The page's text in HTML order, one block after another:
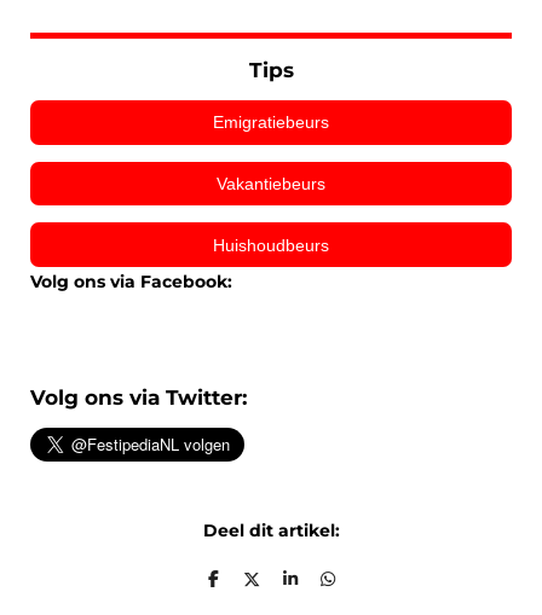
Tips
Emigratiebeurs
Vakantiebeurs
Huishoudbeurs
Volg ons via Facebook:
Volg ons via Twitter:
Deel dit artikel:
D
D
S
D